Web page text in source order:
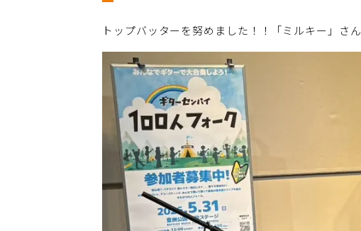
トップバッターを努めました！！「ミルキー」さん